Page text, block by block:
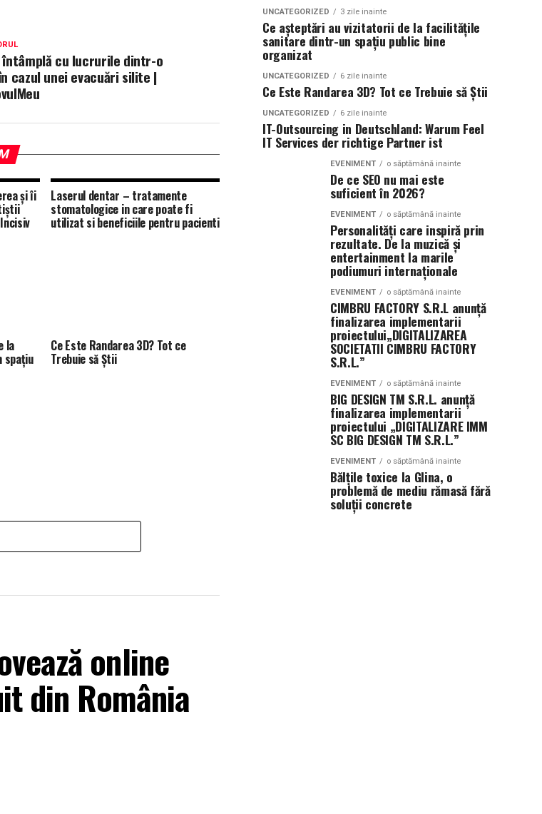
întâmplă cu lucrurile dintr-o
cazul unei evacuări silite |
și îi Laserul dentar – tratamente
stomatologice in care poate fi
utilizat si beneficiile pentru pacienti
la
spațiu
Ce Este Randarea 3D? Tot ce
Trebuie să Știi
online
din România
UNCATEGORIZED 3 zile inainte
Ce așteptări au vizitatorii de la facilitățile
sanitare dintr-un spațiu public bine
organizat
UNCATEGORIZED 6 zile inainte
Ce Este Randarea 3D? Tot ce Trebuie să Știi
UNCATEGORIZED 6 zile inainte
IT-Outsourcing in Deutschland: Warum Feel
IT Services der richtige Partner ist
EVENIMENT o săptămână inainte
De ce SEO nu mai este
suficient în 2026?
EVENIMENT o săptămână inainte
Personalități care inspiră prin
rezultate. De la muzică și
entertainment la marile
podiumuri internaționale
EVENIMENT o săptămână inainte
CIMBRU FACTORY S.R.L anunţă
finalizarea implementarii
proiectului„DIGITALIZAREA
SOCIETATII CIMBRU FACTORY
S.R.L.”
EVENIMENT o săptămână inainte
BIG DESIGN TM S.R.L. anunţă
finalizarea implementarii
proiectului „DIGITALIZARE IMM
SC BIG DESIGN TM S.R.L.”
EVENIMENT o săptămână inainte
Bălțile toxice la Glina, o
problemă de mediu rămasă fără
soluții concrete